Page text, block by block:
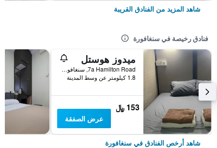
شاهد المزيد من الفنادق القريبة
فنادق رخيصة في سنغافورة
ميدوز هوستل
7a Hamilton Road, سنغافورة, سنغافورة
1.8 كيلومتر عن وسط المدينة
153 ﷼
عرض الصفقة
شاهد أرخص الفنادق في سنغافورة